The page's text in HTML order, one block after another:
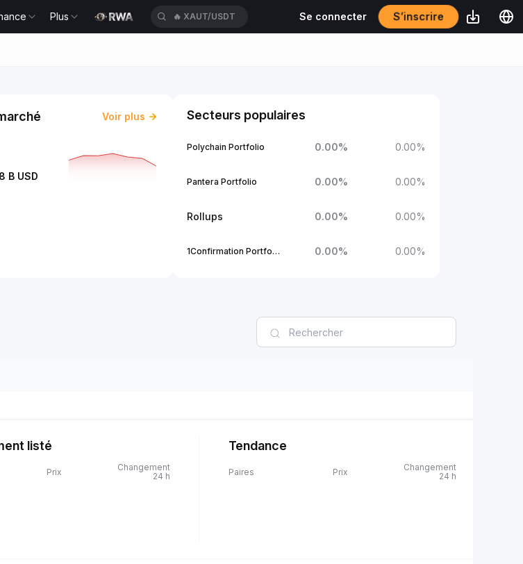
Plus 🔥 XAUT/USDT Se connecter S’inscrire
Voir plus
B USD
Secteurs populaires
Polychain Portfolio 0.00% 0.00%
Pantera Portfolio 0.00% 0.00%
Rollups 0.00% 0.00%
1Confirmation Portfolio 0.00% 0.00%
listé
Prix
Changement
24 h
Tendance
Paires Prix
Changement
24 h